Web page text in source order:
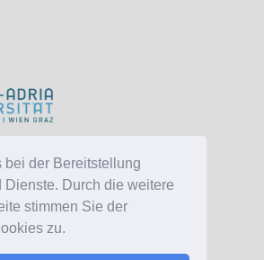
bei der Bereitstellung
Dienste. Durch die weitere
stimmen Sie der
zu.